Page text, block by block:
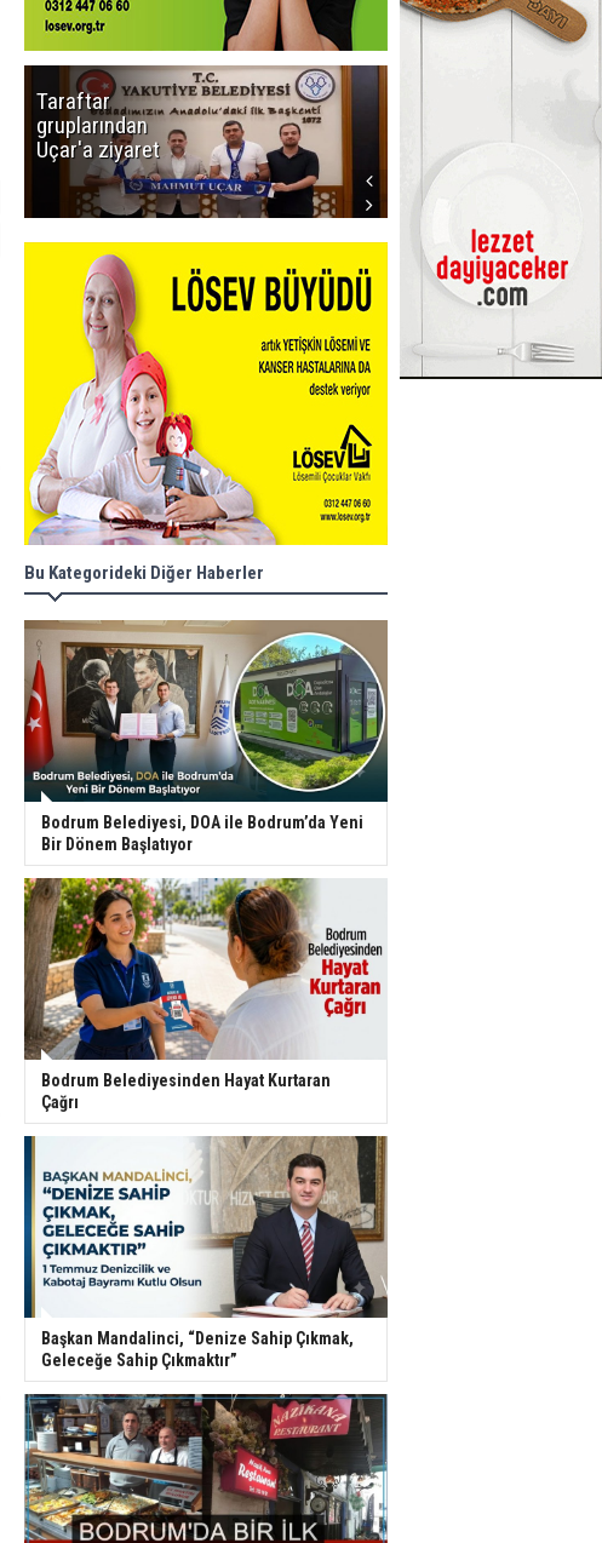
Taraftar
gruplarından
Uçar'a ziyaret
başlıyor! İlk
düdük Bolu'da
çalacak
Bu Kategorideki Diğer Haberler
Bodrum Belediyesi, DOA ile Bodrum’da Yeni
Bir Dönem Başlatıyor
Bodrum Belediyesinden Hayat Kurtaran
Çağrı
Başkan Mandalinci, “Denize Sahip Çıkmak,
Geleceğe Sahip Çıkmaktır”